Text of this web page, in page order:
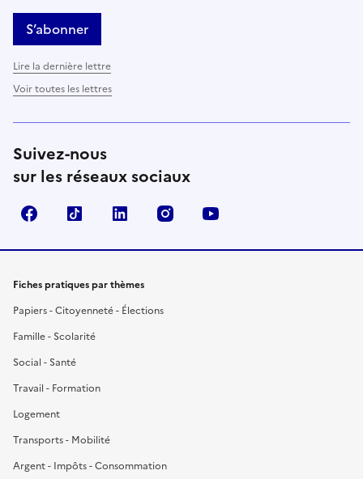
S’abonner
Lire la dernière lettre
Voir toutes les lettres
Suivez-nous
sur les réseaux sociaux
FacebookTikTok LinkedIn Instagram
Fiches pratiques par thèmes
Papiers - Citoyenneté - Élections
Famille - Scolarité
Social - Santé
Travail - Formation
Logement
Transports - Mobilité
Argent - Impôts - Consommation